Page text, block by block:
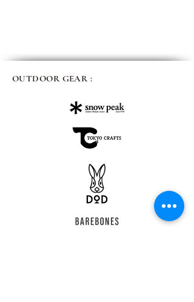
OUTDOOR GEAR :